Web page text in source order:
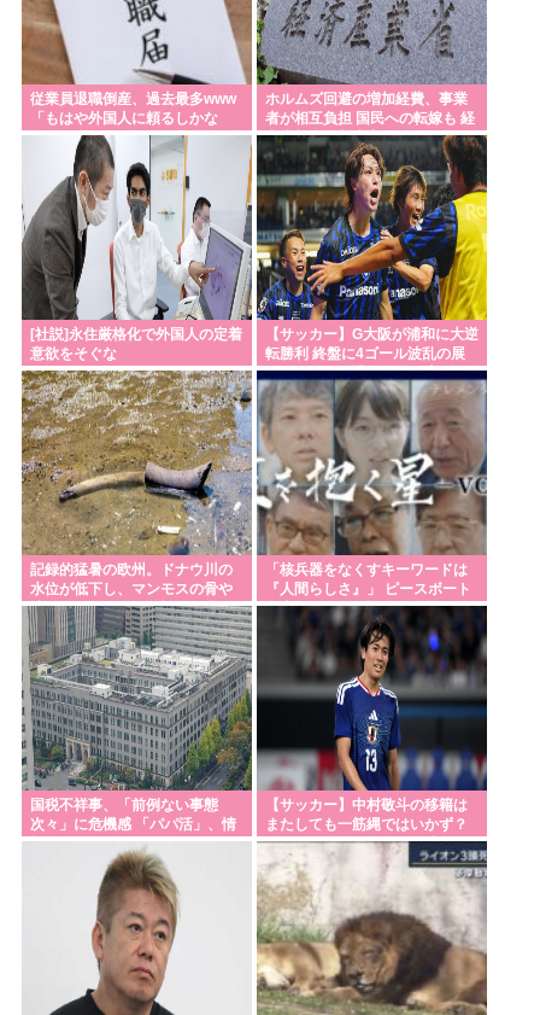
従業員退職倒産、過去最多www
「もはや外国人に頼るしかな
い」
ホルムズ回避の増加経費、事業
者が相互負担 国民への転嫁も 経
産省部会が制度案
[社説]永住厳格化で外国人の定着
意欲をそぐな
【サッカー】G大阪が浦和に大逆
転勝利 終盤に4ゴール波乱の展
開…サヴィオ退場など警告5枚で
大荒れの一戦に
記録的猛暑の欧州。ドナウ川の
水位が低下し、マンモスの骨や
沈没したドイツ軍の戦艦が姿を
現
「核兵器をなくすキーワードは
『人間らしさ』」 ピースボート
畠山澄子さんが語った、核のあ
る世界を変えるために
国税不祥事、「前例ない事態
次々」に危機感 「パパ活」、情
報漏えいも
【サッカー】中村敬斗の移籍は
またしても一筋縄ではいかず？
スタッド・ランス会長が残留を
示唆「批判を受けることがあっ
たとしても」